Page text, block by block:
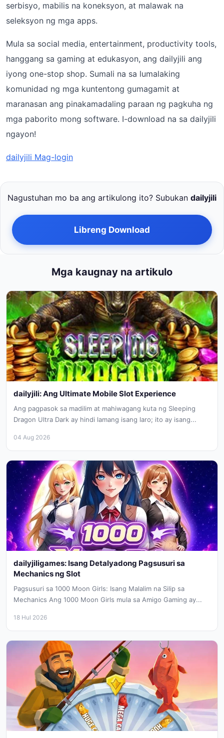
serbisyo, mabilis na koneksyon, at malawak na
seleksyon ng mga apps.
Mula sa social media, entertainment, productivity tools,
hanggang sa gaming at edukasyon, ang dailyjili ang
iyong one-stop shop. Sumali na sa lumalaking
komunidad ng mga kuntentong gumagamit at
maranasan ang pinakamadaling paraan ng pagkuha ng
mga paborito mong software. I-download na sa dailyjili
ngayon!
dailyjili Mag-login
Nagustuhan mo ba ang artikulong ito? Subukan dailyjili
Libreng Download
Mga kaugnay na artikulo
dailyjili: Ang Ultimate Mobile Slot Experience
Ang pagpasok sa madilim at mahiwagang kuta ng Sleeping
Dragon Ultra Dark ay hindi lamang isang laro; ito ay isang...
04 Aug 2026
dailyjiligames: Isang Detalyadong Pagsusuri sa
Mechanics ng Slot
Pagsusuri sa 1000 Moon Girls: Isang Malalim na Silip sa
Mechanics Ang 1000 Moon Girls mula sa Amigo Gaming ay...
18 Hul 2026